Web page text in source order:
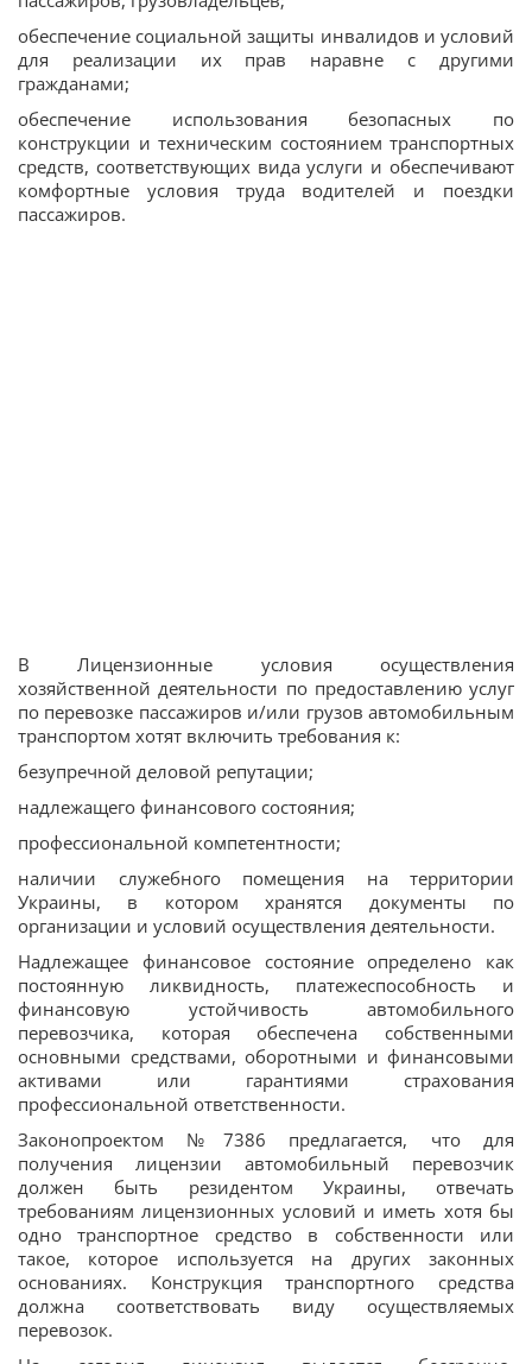
обеспечение социальной защиты инвалидов и условий
для реализации их прав наравне с другими
гражданами;
обеспечение использования безопасных по
конструкции и техническим состоянием транспортных
средств, соответствующих вида услуги и обеспечивают
комфортные условия труда водителей и поездки
пассажиров.
В Лицензионные условия осуществления
хозяйственной деятельности по предоставлению услуг
по перевозке пассажиров и/или грузов автомобильным
транспортом хотят включить требования к:
безупречной деловой репутации;
надлежащего финансового состояния;
профессиональной компетентности;
наличии служебного помещения на территории
Украины, в котором хранятся документы по
организации и условий осуществления деятельности.
Надлежащее финансовое состояние определено как
постоянную ликвидность, платежеспособность и
финансовую устойчивость автомобильного
перевозчика, которая обеспечена собственными
основными средствами, оборотными и финансовыми
активами или гарантиями страхования
профессиональной ответственности.
Законопроектом №7386 предлагается, что для
получения лицензии автомобильный перевозчик
должен быть резидентом Украины, отвечать
требованиям лицензионных условий и иметь хотя бы
одно транспортное средство в собственности или
такое, которое используется на других законных
основаниях. Конструкция транспортного средства
должна соответствовать виду осуществляемых
перевозок.